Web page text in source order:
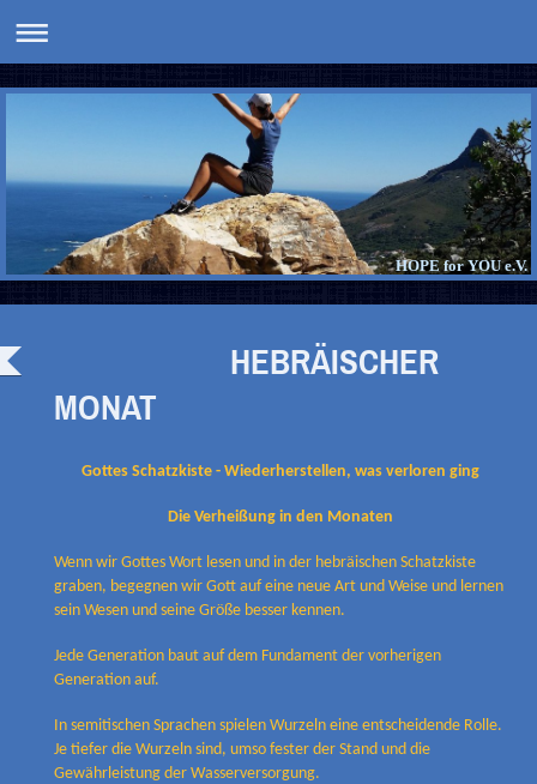
HOPE for YOU e.V.
HEBRÄISCHER
MONAT
Gottes Schatzkiste - Wiederherstellen, was verloren ging
Die Verheißung in den Monaten
Wenn wir Gottes Wort lesen und in der hebräischen Schatzkiste
graben, begegnen wir Gott auf eine neue Art und Weise und lernen
sein Wesen und seine Größe besser kennen.
Jede Generation baut auf dem Fundament der vorherigen
Generation auf.
In semitischen Sprachen spielen Wurzeln eine entscheidende Rolle.
Je tiefer die Wurzeln sind, umso fester der Stand und die
Gewährleistung der Wasserversorgung.